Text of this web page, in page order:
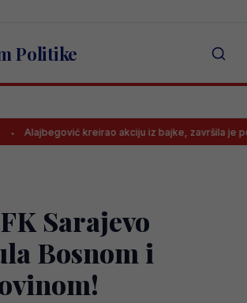
Politike
kreirao akciju iz bajke, završila je pogotkom
Sarajevo
Bosnom i